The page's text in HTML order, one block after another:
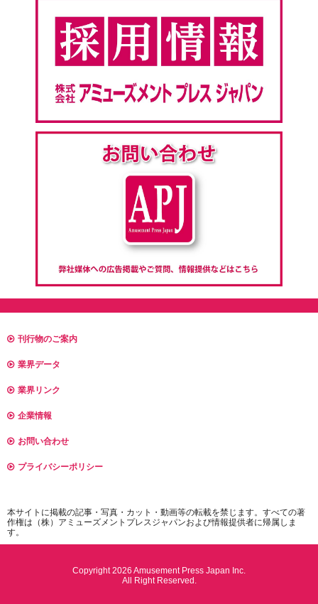
刊行物のご案内
業界データ
業界リンク
企業情報
お問い合わせ
プライバシーポリシー
本サイトに掲載の記事・写真・カット・動画等の転載を禁じます。すべての著
作権は（株）アミューズメントプレスジャパンおよび情報提供者に帰属しま
す。
Copyright 2026 Amusement Press Japan Inc.
All Right Reserved.